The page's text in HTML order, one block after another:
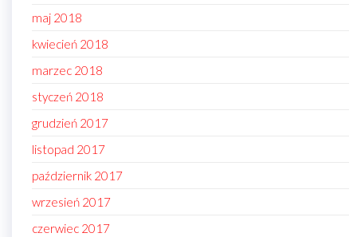
maj 2018
kwiecień 2018
marzec 2018
styczeń 2018
grudzień 2017
listopad 2017
październik 2017
wrzesień 2017
czerwiec 2017